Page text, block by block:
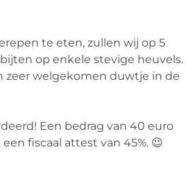
te eten, zullen wij op 5
op enkele stevige heuvels.
zeer welgekomen duwtje in de
Een bedrag van 40 euro
fiscaal attest van 45%. 😉